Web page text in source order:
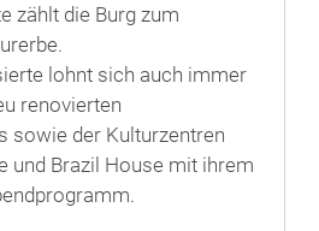
zählt die Burg zum
lohnt sich auch immer
renovierten
sowie der Kulturzentren
und Brazil House mit ihrem